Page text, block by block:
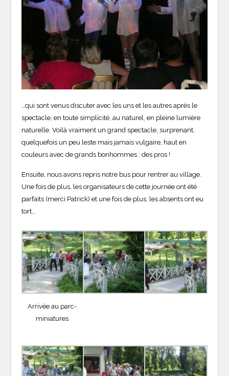
…qui sont venus discuter avec les uns et les autres après le
spectacle, en toute simplicité, au naturel, en pleine lumière
naturelle. Voilà vraiment un grand spectacle, surprenant,
quelquefois un peu leste mais jamais vulgaire, haut en
couleurs avec de grands bonhommes : des pros !
Ensuite, nous avons repris notre bus pour rentrer au village.
Une fois de plus, les organisateurs de cette journée ont été
parfaits (merci Patrick) et une fois de plus, les absents ont eu
tort…
Arrivée au parc-
miniatures